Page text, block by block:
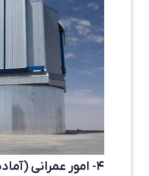
۴- امور عمرانی